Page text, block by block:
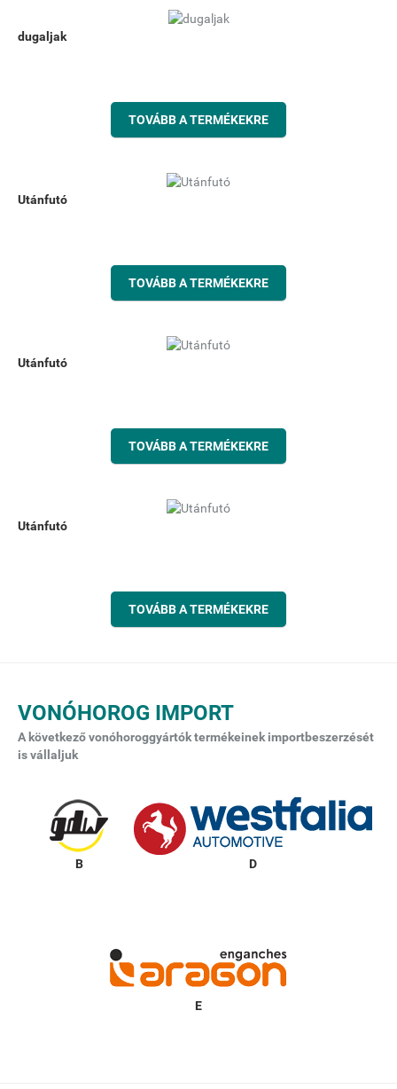
dugaljak
TOVÁBB A TERMÉKEKRE
Utánfutó
TOVÁBB A TERMÉKEKRE
Utánfutó
TOVÁBB A TERMÉKEKRE
Utánfutó
TOVÁBB A TERMÉKEKRE
VONÓHOROG IMPORT
A következő vonóhoroggyártók termékeinek importbeszerzését
is vállaljuk